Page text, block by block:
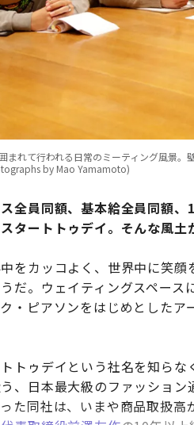
まれて行われる日常のミーティング風景
by Mao Yamamoto)
全員同額、基本給全員同額
タートトゥデイ。そんな風土
中をカッコよく、世界中に笑
だ。ウェイティングスペー
・ピアソンをはじめとした
トゥデイという社名を知ら
、日本最大級のファッショ
た同社は、いまや商品取扱